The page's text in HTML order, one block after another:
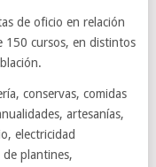
de oficio en relación
150 cursos, en distintos
conservas, comidas
artesanías,
electricidad
plantines,